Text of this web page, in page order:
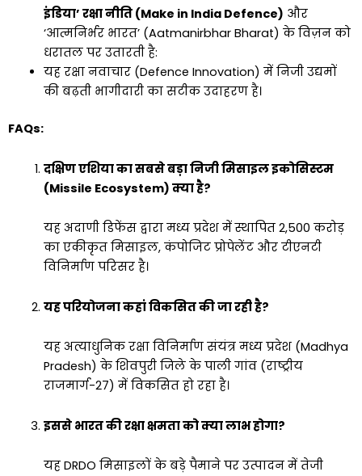
इंडिया’ रक्षा नीति (Make in India Defence) और
‘आत्मनिर्भर भारत’ (Aatmanirbhar Bharat) के विज़न को
धरातल पर उतारती है:
यह रक्षा नवाचार (Defence Innovation) में निजी उद्यमों
की बढ़ती भागीदारी का सटीक उदाहरण है।
FAQs:
दक्षिण एशिया का सबसे बड़ा निजी मिसाइल इकोसिस्टम
(Missile Ecosystem) क्या है?
यह अदाणी डिफेंस द्वारा मध्य प्रदेश में स्थापित ₹2,500 करोड़
का एकीकृत मिसाइल, कंपोजिट प्रोपेलेंट और टीएनटी
विनिर्माण परिसर है।
यह परियोजना कहां विकसित की जा रही है?
यह अत्याधुनिक रक्षा विनिर्माण संयंत्र मध्य प्रदेश (Madhya
Pradesh) के शिवपुरी जिले के पाली गांव (राष्ट्रीय
राजमार्ग-27) में विकसित हो रहा है।
इससे भारत की रक्षा क्षमता को क्या लाभ होगा?
यह DRDO मिसाइलों के बड़े पैमाने पर उत्पादन में तेजी